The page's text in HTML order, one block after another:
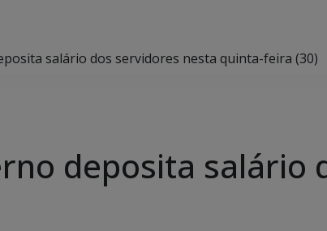
salário dos servidores nesta quinta-feira (30)
deposita salário